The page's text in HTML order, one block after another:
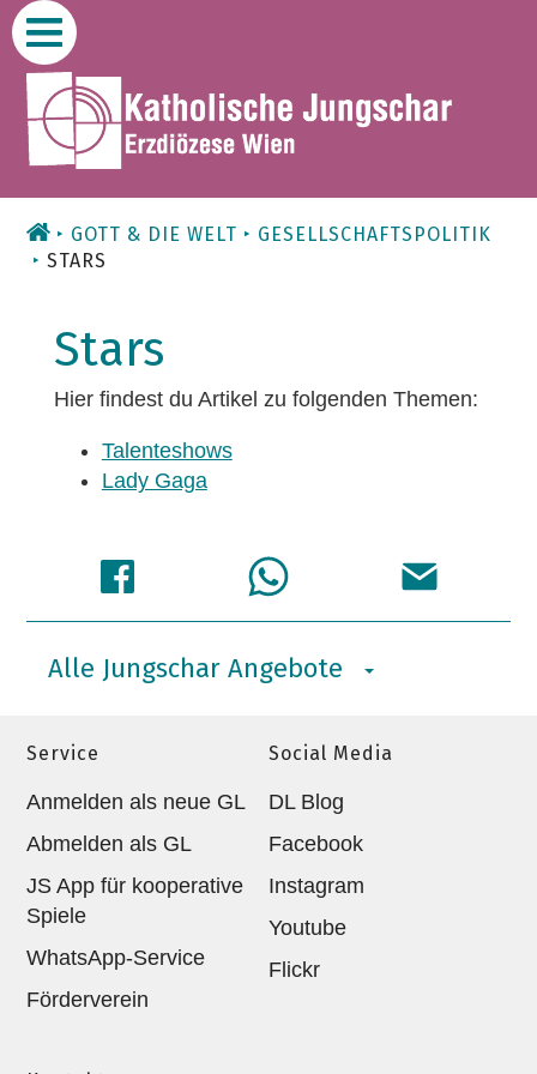
Zum
Inhalt
GOTT & DIE WELT
GESELLSCHAFTSPOLITIK
STARS
Stars
Hier findest du Artikel zu folgenden Themen:
Talenteshows
Lady Gaga
Alle Jungschar Angebote
Service
Anmelden als neue GL
Abmelden als GL
JS App für kooperative
Spiele
WhatsApp-Service
Förderverein
Social Media
DL Blog
Facebook
Instagram
Youtube
Flickr